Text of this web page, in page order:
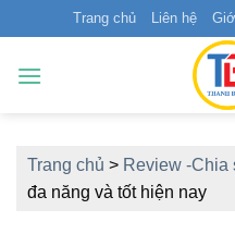
qua
nội
Trang chủ Liên hệ
Trang chủ > Review -Chia
đa năng và tốt hiện nay